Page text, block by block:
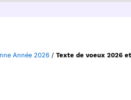
Année 2026 / Texte de voeux 2026